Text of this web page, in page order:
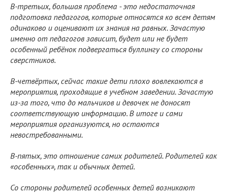
В-третьих, большая проблема - это недостаточная
подготовка педагогов, которые относятся ко всем детям
одинаково и оценивают их знания на равных. Зачастую
именно от педагогов зависит, будет или не будет
особенный ребёнок подвергаться буллингу со стороны
сверстников.
В-четвёртых, сейчас такие дети плохо вовлекаются в
мероприятия, проходящие в учебном заведении. Зачастую
из-за того, что до мальчиков и девочек не доносят
соответствующую информацию. В итоге и сами
мероприятия организуются, но остаются
невостребованными.
В-пятых, это отношение самих родителей. Родителей как
«особенных», так и обычных детей.
Со стороны родителей особенных детей возникают